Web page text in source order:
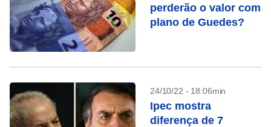
perderão o valor com
plano de Guedes?
24/10/22 - 18:06min
Ipec mostra
diferença de 7